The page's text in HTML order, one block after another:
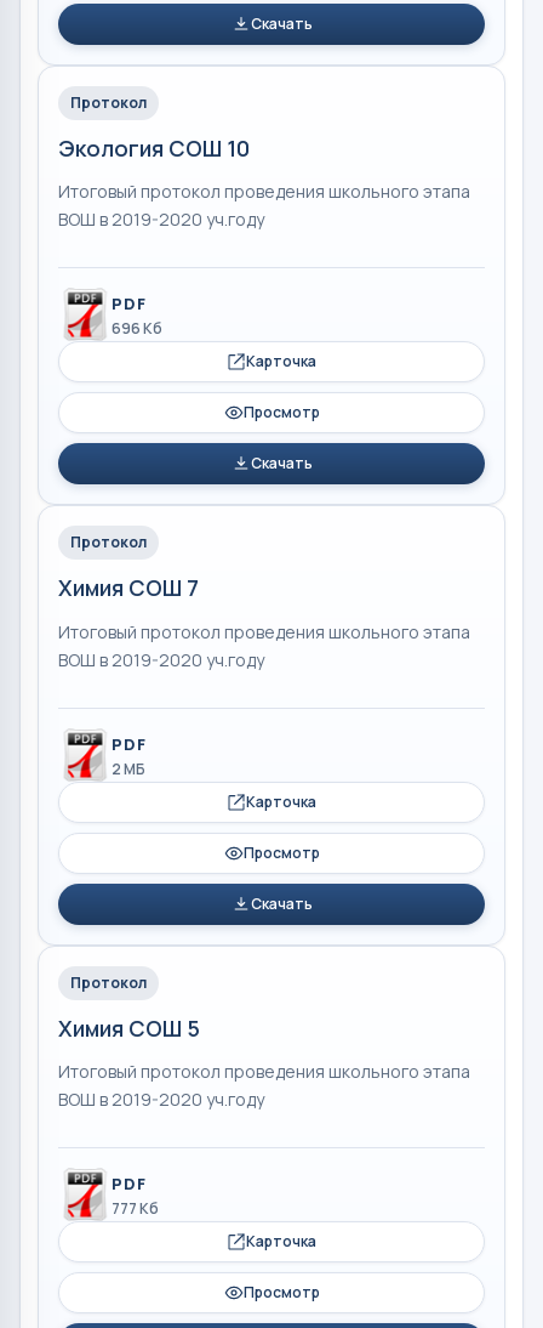
Скачать
Протокол
Экология СОШ 10
Итоговый протокол проведения школьного этапа
ВОШ в 2019-2020 уч.году
PDF
696 Кб
Карточка
Просмотр
Скачать
Протокол
Химия СОШ 7
Итоговый протокол проведения школьного этапа
ВОШ в 2019-2020 уч.году
PDF
2 МБ
Карточка
Просмотр
Скачать
Протокол
Химия СОШ 5
Итоговый протокол проведения школьного этапа
ВОШ в 2019-2020 уч.году
PDF
777 Кб
Карточка
Просмотр